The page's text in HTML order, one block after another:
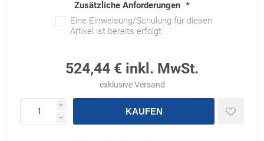
Zusätzliche Anforderungen *
Eine Einweisung/Schulung für diesen
Artikel ist bereits erfolgt
524,44 € inkl. MwSt.
exklusiveVersand
i
h
KAUFEN